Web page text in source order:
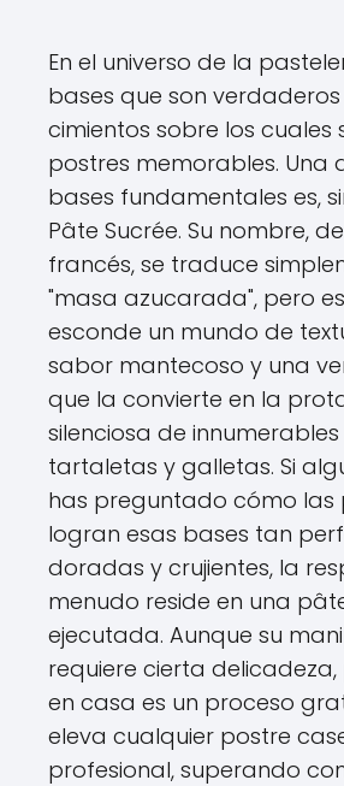
En el universo de la
bases que son verdaderos
cimientos sobre los cuales
postres memorables. Una
bases fundamentales es,
Pâte Sucrée. Su nombre,
francés, se traduce
"masa azucarada", pero
esconde un mundo de
sabor mantecoso y una
que la convierte en la
silenciosa de
tartaletas y galletas. Si
has preguntado cómo las
logran esas bases tan
doradas y crujientes, la
menudo reside en una
ejecutada. Aunque su
requiere cierta
en casa es un proceso
eleva cualquier postre
profesional, superando